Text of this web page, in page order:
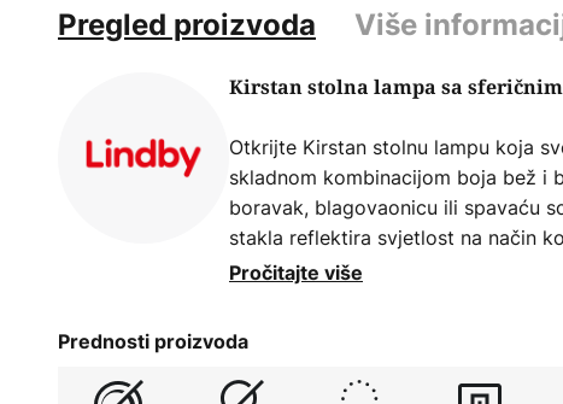
Pregled proizvoda Više
Kirstan stolna lampa sa
Otkrijte Kirstan stolnu lampu koja
skladnom kombinacijom boja bež i
boravak, blagovaonicu ili spavaću
stakla reflektira svjetlost na način
stimulirajući učinak. Kombinacijom
Pročitajte više
Prednosti proizvoda